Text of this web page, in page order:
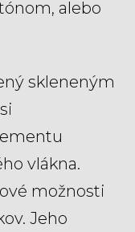
alebo
skleneným
vlákna.
možnosti
Jeho